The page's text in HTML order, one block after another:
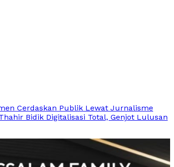
Cerdaskan Publik Lewat Jurnalisme
Bidik Digitalisasi Total, Genjot Lulusan